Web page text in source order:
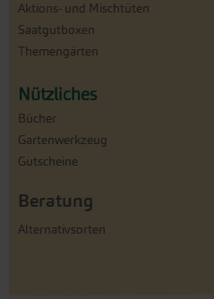
Aktions- und Mischtüten
Saatgutboxen
Themengärten
Nützliches
Bücher
Gartenwerkzeug
Gutscheine
Beratung
Alternativsorten